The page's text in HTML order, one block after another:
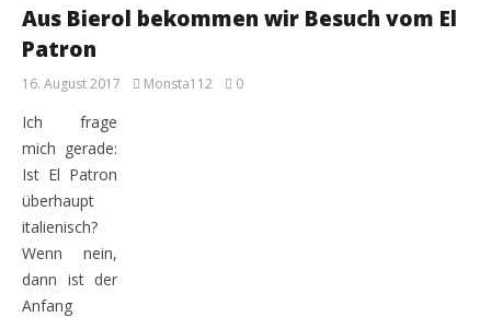
Aus Bierol bekommen wir Besuch vom El
Patron
16. August 2017 Monsta112 0
Ich frage
mich gerade:
Ist El Patron
überhaupt
italienisch?
Wenn nein,
dann ist der
Anfang